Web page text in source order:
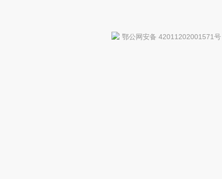
鄂公网安备 42011202001571号